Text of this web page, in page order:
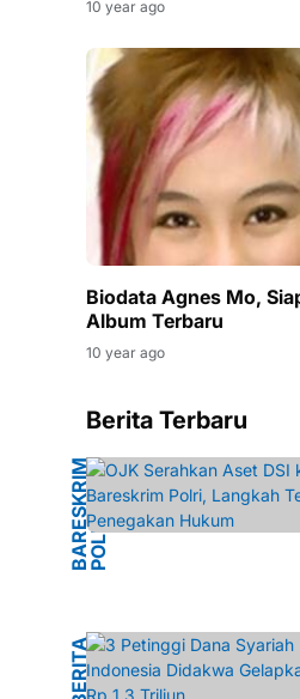
10 year ago
Biodata Agnes Mo,
Album Terbaru
10 year ago
Berita Terbaru
B
A
RE
S
K
R
I
M
P
O
L
RI
B
E
R
I
T
A
H
U
K
UM